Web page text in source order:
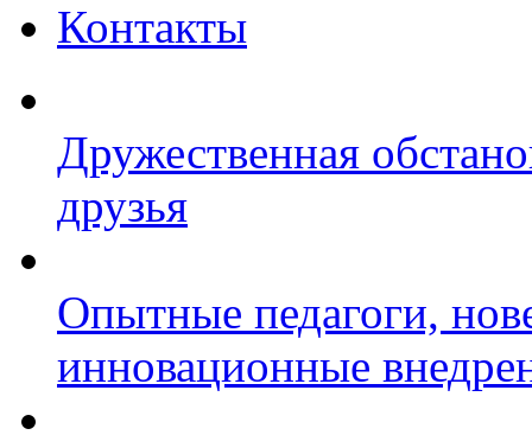
Контакты
Дружественная
друзья
Опытные педагоги,
инновационные